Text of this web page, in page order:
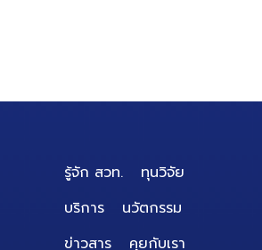
รู้จัก สวท.
ทุนวิจัย
บริการ
นวัตกรรม
ข่าวสาร
คุยกับเรา